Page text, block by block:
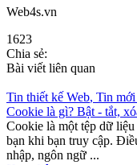
Web4s.vn
1623
Chia sẻ:
Bài viết liên quan
Tin thiết kế Web, Tin mới
Cookie là gì? Bật - tắt,
Cookie là một tệp dữ
bạn khi bạn truy cập.
nhập, ngôn ngữ ...